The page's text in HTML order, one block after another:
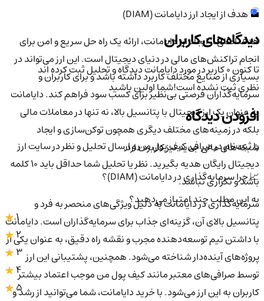
💼 هدف از ایجاد ارز دایامانت (DIAM)
هدف اصلی از ایجاد ارز دایامانت، ارائه یک راه حل سریع و امن برای
انجام تراکنش‌های مالی در دنیای دیجیتال است. این ارز می‌تواند در
بسیاری از صنایع مختلف کاربرد داشته باشد و برای کاربران و
سرمایه‌گذاران فرصتی بی‌نظیر برای کسب سود فراهم کند. دایامانت
به عنوان یک ارز دیجیتال با پتانسیل بالا، نه تنها در معاملات مالی
بلکه در زمینه‌های مختلف دیگری همچون توکن‌سازی و ایجاد
شبکه‌های مالی جدید نیز کاربرد دارد.
📈 چرا سرمایه‌گذاری در دایامانت (DIAM)؟
سرمایه‌گذاری در دایامانت به دلیل ویژگی‌های منحصر به فرد و
پتانسیل بالای آن، گزینه‌ای جذاب برای سرمایه‌گذاران است. دایامانت
با داشتن تیم توسعه‌دهنده مجرب و نقشه راه دقیق، به عنوان یکی از
پروژه‌های آینده‌دار شناخته می‌شود. همچنین، پشتیبانی این ارز
توسط صرافی‌های معتبر مانند کیف پول من موجب اعتماد بیشتر
کاربران به این ارز می‌شود. با خرید دایامانت، شما می‌توانید از رشد و
دیدگاه‌های کاربران
تا کنون 0 کاربر در مورد دایامانتدیدگاه و تحلیل ثبت کرده اند
نظری ثبت نشده است!شما اولین باشید
افزودن دیدگاه
با ثبت‌نام در صرافی کیف پول من و ارسال تحلیل و نظر در سایت ارز
دیجیتال رایگان هدیه بگیرید. نظر یا تحلیل شما حداقل باید ۱۰ کلمه
باشد و تکراری نباشد.
به این مطلب چند امتیاز می‌دهید؟
1
2
3
4
5